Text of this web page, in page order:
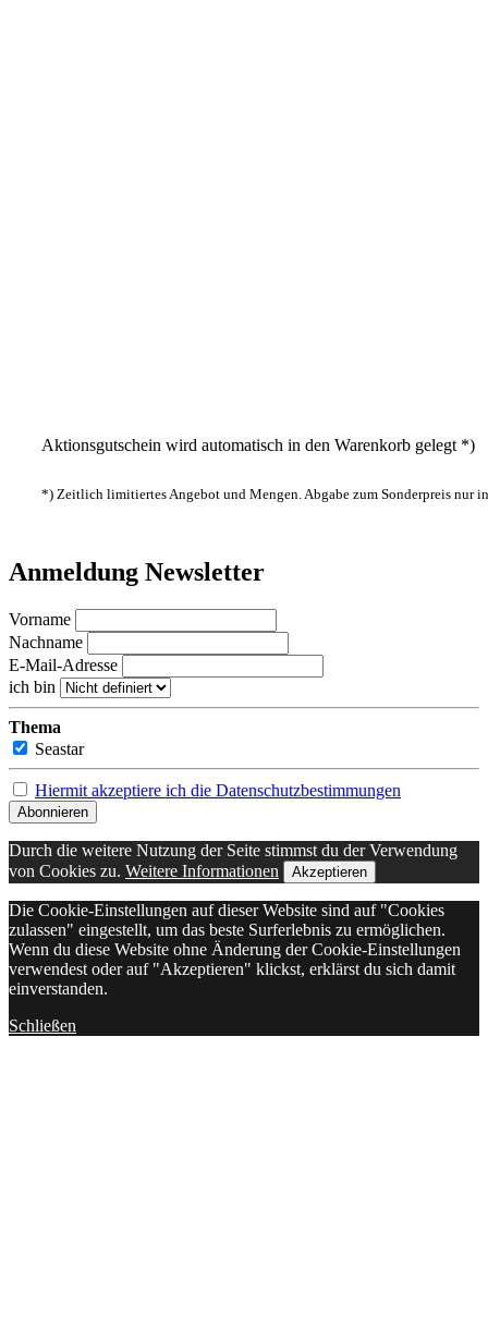
Aktionsgutschein wird automatisch in den Warenkorb gelegt *)
*) Zeitlich limitiertes Angebot und Mengen. Abgabe zum Sonderpreis nur
Anmeldung Newsletter
Vorname
Nachname
E-Mail-Adresse
ich bin
Thema
Seastar
Hiermit akzeptiere ich die Datenschutzbestimmungen
Durch die weitere Nutzung der Seite stimmst du der Verwendung
von Cookies zu. Weitere Informationen Akzeptieren
Die Cookie-Einstellungen auf dieser Website sind auf "Cookies
zulassen" eingestellt, um das beste Surferlebnis zu ermöglichen.
Wenn du diese Website ohne Änderung der Cookie-Einstellungen
verwendest oder auf "Akzeptieren" klickst, erklärst du sich damit
einverstanden.
Schließen